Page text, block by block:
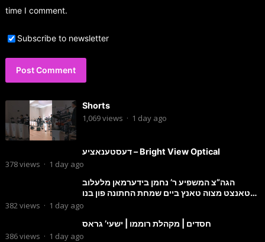
time I comment.
Subscribe to newsletter
Shorts
1,069views · 1 day ago
דעסטענאציע – Bright View Optical
378views · 1 day ago
הגה”צ המשפיע ר’ נחמן בידערמאן מלעלוב
טאנצט מצוה טאנץ ביים שמחת החתונה פון בנו
החתן
382 views · 1 day ago
חסדים | מקהלת רוממו | ישעי’ גראס
386views · 1 day ago